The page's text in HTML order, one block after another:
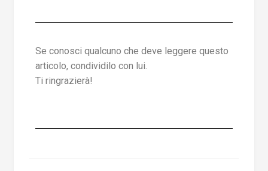
Se conosci qualcuno che deve leggere questo
articolo, condividilo con lui.
Ti ringrazierà!